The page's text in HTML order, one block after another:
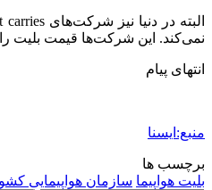
نمی‌کند. این شرکت‌ها قیمت‌ بلیت
انتهای پیام
منبع:ایسنا
برچسب ها
بلیت هواپیما سازمان هواپیمایی